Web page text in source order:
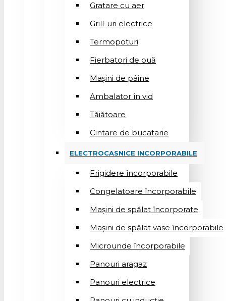
Gratare cu aer
Grill-uri electrice
Termopoturi
Fierbatori de ouă
Mașini de pâine
Ambalator în vid
Tăiătoare
Cintare de bucatarie
ELECTROCASNICE INCORPORABILE
Frigidere încorporabile
Congelatoare încorporabile
Mașini de spălat încorporate
Mașini de spălat vase încorporabile
Microunde încorporabile
Panouri aragaz
Panouri electrice